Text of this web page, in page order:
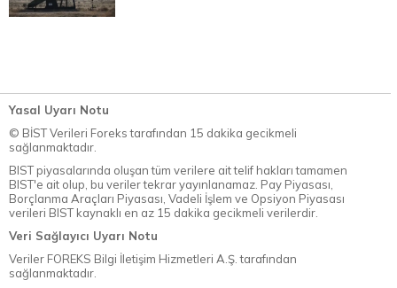
Yasal Uyarı Notu
© BİST Verileri Foreks tarafından 15 dakika gecikmeli
sağlanmaktadır.
BIST piyasalarında oluşan tüm verilere ait telif hakları tamamen
BIST'e ait olup, bu veriler tekrar yayınlanamaz. Pay Piyasası,
Borçlanma Araçları Piyasası, Vadeli İşlem ve Opsiyon Piyasası
verileri BIST kaynaklı en az 15 dakika gecikmeli verilerdir.
Veri Sağlayıcı Uyarı Notu
Veriler FOREKS Bilgi İletişim Hizmetleri A.Ş. tarafından
sağlanmaktadır.